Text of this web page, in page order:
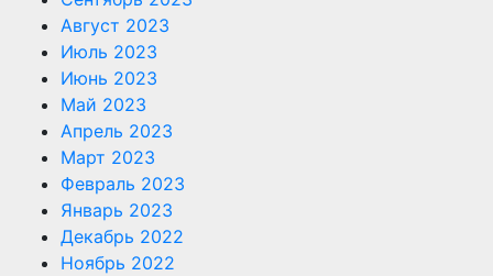
Август 2023
Июль 2023
Июнь 2023
Май 2023
Апрель 2023
Март 2023
Февраль 2023
Январь 2023
Декабрь 2022
Ноябрь 2022